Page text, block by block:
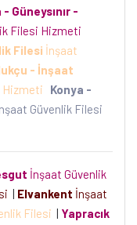
- Güneysınır -
Filesi Hizmeti
Filesi İnşaat
- İnşaat
Hizmeti
Konya -
Güvenlik Filesi
İnşaat Güvenlik
| Elvankent İnşaat
Filesi | Yapracık